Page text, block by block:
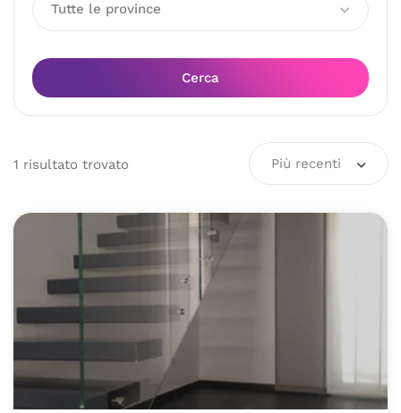
Tutte le province
Cerca
1 risultato trovato Più recenti